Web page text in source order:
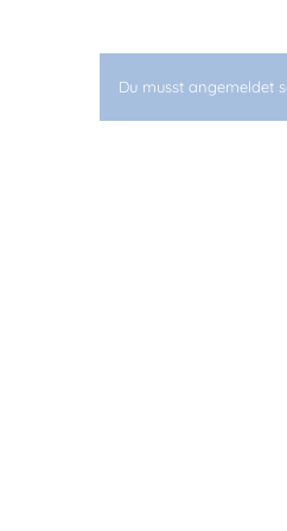
Du musst angemeldet